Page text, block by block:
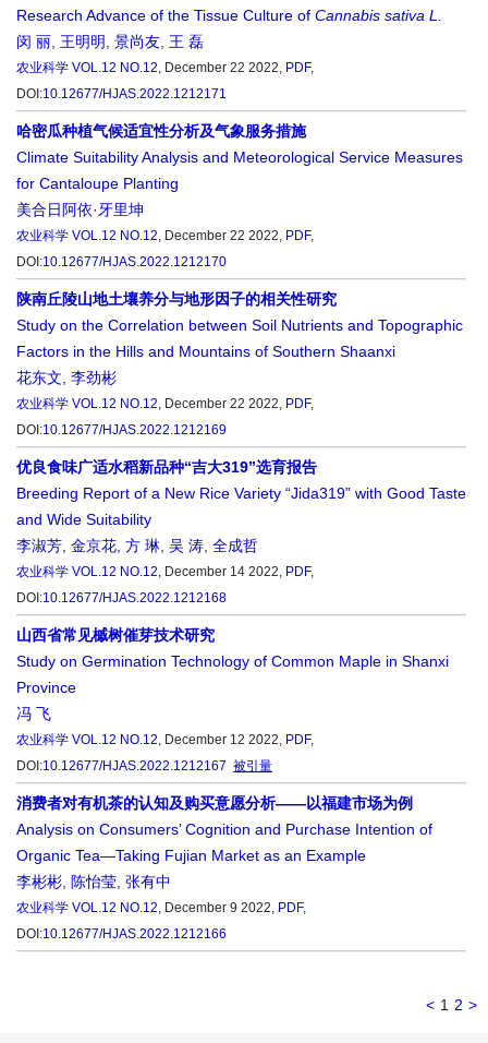
Research Advance of the Tissue Culture of Cannabis sativa L.
闵 丽 王明明 景尚友 王 磊
农业科学 VOL.12 NO.12, December 22 2022, PDF,
DOI:10.12677/HJAS.2022.1212171
哈密瓜种植气候适宜性分析及气象服务措施
Climate Suitability Analysis and Meteorological Service Measures
for Cantaloupe Planting
美合日阿依·牙里坤
农业科学 VOL.12 NO.12, December 22 2022, PDF,
DOI:10.12677/HJAS.2022.1212170
陕南丘陵山地土壤养分与地形因子的相关性研究
Study on the Correlation between Soil Nutrients and Topographic
Factors in the Hills and Mountains of Southern Shaanxi
花东文 李劲彬
农业科学 VOL.12 NO.12, December 22 2022, PDF,
DOI:10.12677/HJAS.2022.1212169
优良食味广适水稻新品种“吉大319”选育报告
Breeding Report of a New Rice Variety “Jida319” with Good Taste
and Wide Suitability
李淑芳 金京花 方 琳 吴 涛 全成哲
农业科学 VOL.12 NO.12, December 14 2022, PDF,
DOI:10.12677/HJAS.2022.1212168
山西省常见槭树催芽技术研究
Study on Germination Technology of Common Maple in Shanxi
Province
冯 飞
农业科学 VOL.12 NO.12, December 12 2022, PDF,
DOI:10.12677/HJAS.2022.1212167 被引量
消费者对有机茶的认知及购买意愿分析——以福建市场为例
Analysis on Consumers’ Cognition and Purchase Intention of
Organic Tea—Taking Fujian Market as an Example
李彬彬
陈怡莹 张有中
农业科学 VOL.12 NO.12, December 9 2022, PDF,
DOI:10.12677/HJAS.2022.1212166
< 1 2 >